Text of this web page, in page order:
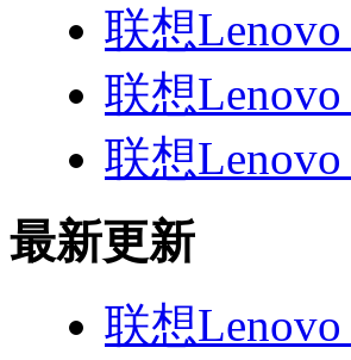
联想
联想
联想
最新更新
联想